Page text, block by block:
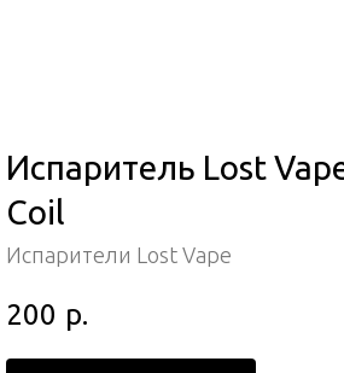
Испаритель Lost
Coil
Испарители Lost Vape
200 р.